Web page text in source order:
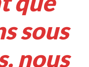
sous
nous